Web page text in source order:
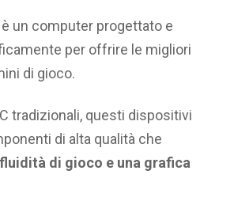
è un computer progettato e
per offrire le migliori
di gioco.
tradizionali, questi dispositivi
di alta qualità che
fluidità di gioco e una grafica